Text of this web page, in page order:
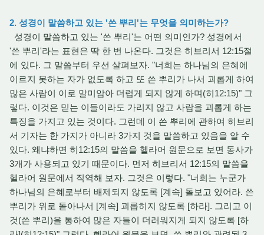
2. 성경이 말씀하고 있는 '쓴 뿌리'는 무엇을 의미하는가?
성경이 말씀하고 있는 '쓴 뿌리'는 어떤 의미인가? 성경에서
'쓴 뿌리'라는 표현은 딱 한 번 나온다. 그것은 히브리서 12:15절
에 있다. 그 말씀부터 우선 살펴보자. "너희는 하나님의 은혜에
이르지 못하는 자가 없도록 하고 또 쓴 뿌리가 나서 괴롭게 하여
많은 사람이 이로 말미암아 더럽게 되지 않게 하며(히12:15)" 그
렇다. 이것은 믿는 이들이라도 가리지 않고 사람을 괴롭게 하는
특징을 가지고 있는 것이다. 그런데 이 쓴 뿌리에 관하여 히브리
서 기자는 한 가지가 아니라 3가지 것을 말씀하고 있음을 알 수
있다. 왜냐하면 히12:15의 말씀을 헬라어 원문으로 보면 동사가
3개가 사용되고 있기 때문이다. 먼저 히브리서 12:15의 말씀을
헬라어 원문에서 직역해 보자. 그것은 이렇다. "너희는 누군가
하나님의 은혜로부터 배제되지 않도록 [계속] 돌보고 있어라. 쓴
뿌리가 위로 돋아나서 [계속] 괴롭히지 않도록 [하라]. 그리고 이
것(쓴 뿌리)을 통하여 많은 자들이 더러워지게 되지 않도록 [하